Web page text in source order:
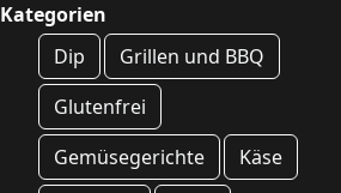
Kategorien
Dip
Grillen und BBQ
Glutenfrei
Gemüsegerichte
Käse